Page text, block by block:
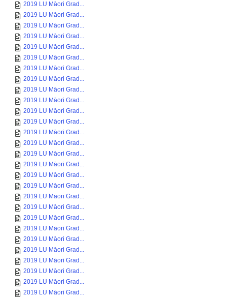
2019 LU Māori Grad...
2019 LU Māori Grad...
2019 LU Māori Grad...
2019 LU Māori Grad...
2019 LU Māori Grad...
2019 LU Māori Grad...
2019 LU Māori Grad...
2019 LU Māori Grad...
2019 LU Māori Grad...
2019 LU Māori Grad...
2019 LU Māori Grad...
2019 LU Māori Grad...
2019 LU Māori Grad...
2019 LU Māori Grad...
2019 LU Māori Grad...
2019 LU Māori Grad...
2019 LU Māori Grad...
2019 LU Māori Grad...
2019 LU Māori Grad...
2019 LU Māori Grad...
2019 LU Māori Grad...
2019 LU Māori Grad...
2019 LU Māori Grad...
2019 LU Māori Grad...
2019 LU Māori Grad...
2019 LU Māori Grad...
2019 LU Māori Grad...
2019 LU Māori Grad...